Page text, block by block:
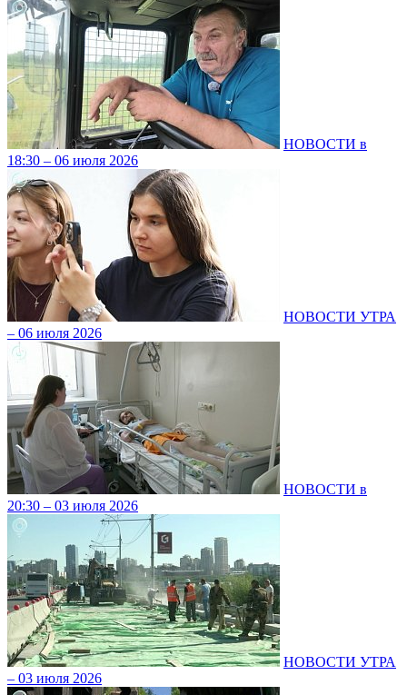
НОВОСТИ в
18:30 – 06 июля 2026
НОВОСТИ УТРА
– 06 июля 2026
НОВОСТИ в
20:30 – 03 июля 2026
НОВОСТИ УТРА
– 03 июля 2026